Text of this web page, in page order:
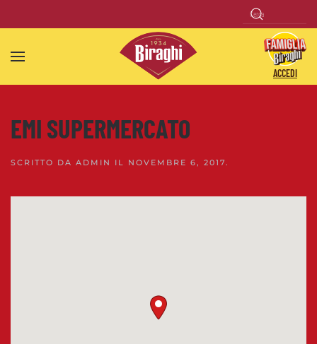
Skip to main content
ACCEDI
EMI SUPERMERCATO
SCRITTO DA ADMIN IL NOVEMBRE 6, 2017.